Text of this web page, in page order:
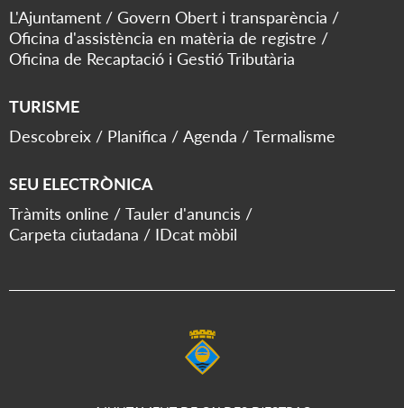
L'Ajuntament
Govern Obert i transparència
Oficina d'assistència en matèria de registre
Oficina de Recaptació i Gestió Tributària
TURISME
Descobreix
Planifica Agenda Termalisme
SEU ELECTRÒNICA
Tràmits online
Tauler d'anuncis
Carpeta ciutadana
IDcat mòbil